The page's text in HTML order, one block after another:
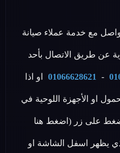
مع خدمة عملاء صيانة
عن طريق الاتصال بأحد
-
01066628621 او اذا
او الأجهزة اللوحية في
على زر (اضغط هنا
يظهر اسفل الشاشة او